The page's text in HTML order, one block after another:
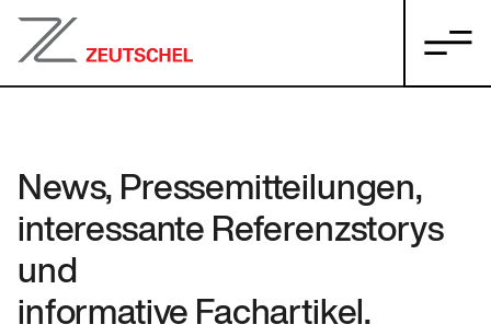
News, Pressemitteilungen,
interessante Referenzstorys
und
informative Fachartikel.